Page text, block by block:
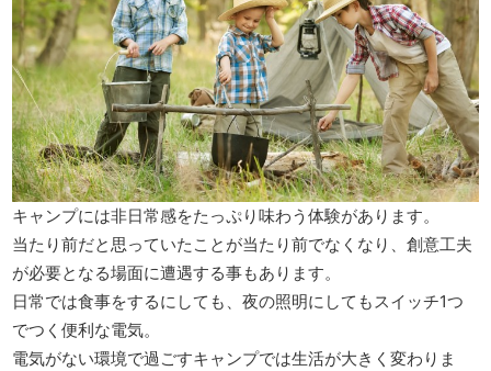
キャンプには非日常感をたっぷり味わう体験があります。
当たり前だと思っていたことが当たり前でなくなり、創意工夫
が必要となる場面に遭遇する事もあります。
日常では食事をするにしても、夜の照明にしてもスイッチ1つ
でつく便利な電気。
電気がない環境で過ごすキャンプでは生活が大きく変わりま